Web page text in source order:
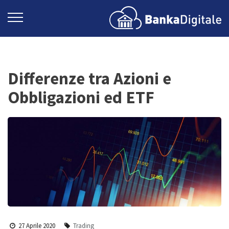
Differenze tra Azioni e
Obbligazioni ed ETF
27 Aprile 2020 Trading